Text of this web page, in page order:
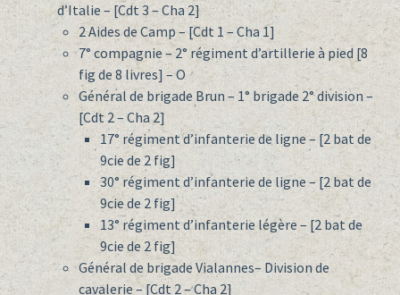
d’Italie – [Cdt 3 – Cha 2]
2 Aides de Camp – [Cdt 1 – Cha 1]
7° compagnie – 2° régiment d’artillerie à pied [8
fig de 8 livres] – O
Général de brigade Brun – 1° brigade 2° division –
[Cdt 2 – Cha 2]
17° régiment d’infanterie de ligne – [2 bat de
9cie de 2 fig]
30° régiment d’infanterie de ligne – [2 bat de
9cie de 2 fig]
13° régiment d’infanterie légère – [2 bat de
9cie de 2 fig]
Général de brigade Vialannes– Division de
cavalerie – [Cdt 2 – Cha 2]